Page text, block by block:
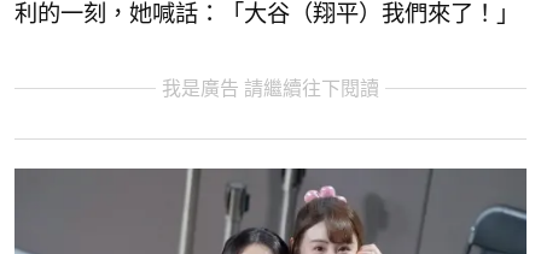
利的一刻，她喊話：「大谷（翔平）我們來了！」
我是廣告 請繼續往下閱讀